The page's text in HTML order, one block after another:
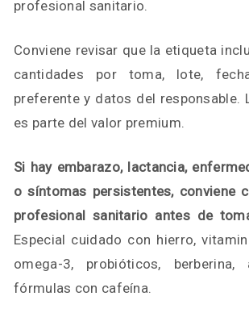
profesional sanitario.
Conviene revisar que la etiqueta
cantidades por toma, lote,
preferente y datos del responsable.
es parte del valor premium.
Si hay embarazo, lactancia,
o síntomas persistentes, conviene
profesional sanitario antes de
Especial cuidado con hierro,
omega-3, probióticos, berberina,
fórmulas con cafeína.